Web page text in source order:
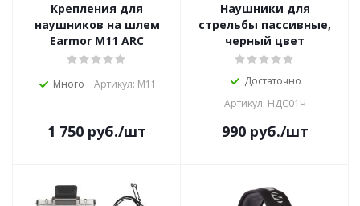
Крепления для
наушников на шлем
Earmor M11 ARC
Много Артикул: M11
1 750 руб./шт
Наушники для
стрельбы пассивные,
черный цвет
Достаточно
Артикул: НДС01Ч
990руб./шт